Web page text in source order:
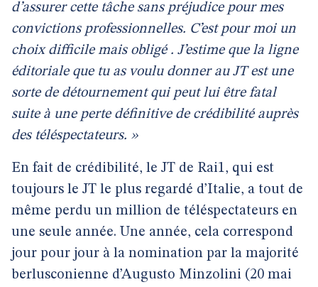
d’assurer cette tâche sans préjudice pour mes
convictions professionnelles. C’est pour moi un
choix difficile mais obligé . J’estime que la ligne
éditoriale que tu as voulu donner au JT est une
sorte de détournement qui peut lui être fatal
suite à une perte définitive de crédibilité auprès
des téléspectateurs. »
En fait de crédibilité, le JT de Rai1, qui est
toujours le JT le plus regardé d’Italie, a tout de
même perdu un million de téléspectateurs en
une seule année. Une année, cela correspond
jour pour jour à la nomination par la majorité
berlusconienne d’Augusto Minzolini (20 mai